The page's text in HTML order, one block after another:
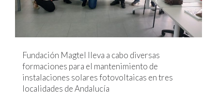
Fundación Magtel lleva a cabo diversas
formaciones para el mantenimiento de
instalaciones solares fotovoltaicas en tres
localidades de Andalucía